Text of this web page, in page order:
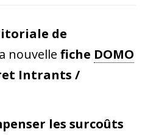
ZOOM EUROPE
de
nouvelle fiche DOMO
Intrants /
les surcoûts